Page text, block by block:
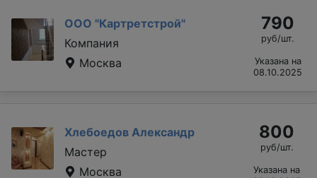
ООО "Картретстрой"
Компания
Москва
790
руб/шт.
Указана на
08.10.2025
Хлебоедов Александр
Мастер
Москва
800
руб/шт.
Указана на